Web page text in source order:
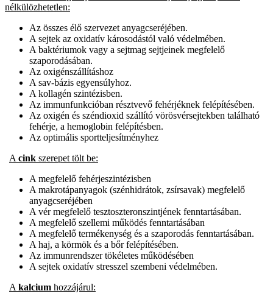
nélkülözhetetlen:
Az összes élő szervezet anyagcseréjében.
A sejtek az oxidatív károsodástól való védelmében.
A baktériumok vagy a sejtmag sejtjeinek megfelelő
szaporodásában.
Az oxigénszállításhoz
A sav-bázis egyensúlyhoz.
A kollagén szintézisben.
Az immunfunkcióban résztvevő fehérjéknek felépítésében.
Az oxigén és széndioxid szállító vörösvérsejtekben található
fehérje, a hemoglobin felépítésben.
Az optimális sportteljesítményhez
A cink szerepet tölt be:
A megfelelő fehérjeszintézisben
A makrotápanyagok (szénhidrátok, zsírsavak) megfelelő
anyagcseréjében
A vér megfelelő tesztoszteronszintjének fenntartásában.
A megfelelő szellemi működés fenntartásában
A megfelelő termékenység és a szaporodás fenntartásában.
A haj, a körmök és a bőr felépítésében.
Az immunrendszer tökéletes működésében
A sejtek oxidatív stresszel szembeni védelmében.
A kalcium hozzájárul: